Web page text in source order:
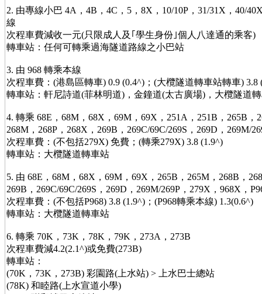
2. 由專線小巴 4A，4B，4C，5，8X，10/10P，31/31X，40/
線
次程車費減收一元(只限成人及｢學生身份｣個人八達通的乘客)
轉車站：任何可轉乘過海隧道路線之小巴站
3. 由 968 轉乘本線
次程車費：(港島區轉車) 0.9 (0.4^)；(大欖隧道轉車站轉車) 3.8
轉車站：軒尼詩道(菲林明道)，金鐘道(太古廣場)，大欖隧道
4. 轉乘 68E，68M，68X，69M，69X，251A，251B，265B，
268M，268P，268X，269B，269C/69C/269S，269D，269M/
次程車費：(不包括279X) 免費；(轉乘279X) 3.8 (1.9^)
轉車站：大欖隧道轉車站
5. 由 68E，68M，68X，69M，69X，265B，265M，268B，
269B，269C/69C/269S，269D，269M/269P，279X，968X，
次程車費：(不包括P968) 3.8 (1.9^)；(P968轉乘本線) 1.3(0.6^)
轉車站：大欖隧道轉車站
6. 轉乘 70K，73K，78K，79K，273A，273B
次程車費減4.2(2.1^)或免費(273B)
轉車站：
(70K，73K，273B) 彩園路(上水站) > 上水巴士總站
(78K) 和睦路(上水宣道小學)